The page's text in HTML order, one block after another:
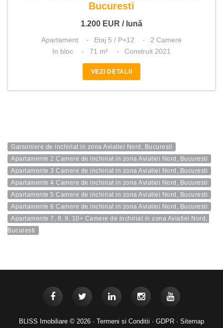
Bucuresti
1.200 EUR / lună
Apartament Etaj 5 / P+12
2 Camere
In bloc
71 m² Construit 2021
VEZI DETALII
Garsoniere de inchiriat in zona Aviatiei Nord, Bucuresti
Apartamente 2 Camere de inchiriat in zona Aviatiei Nord, Bucuresti
Apartamente 3 Camere de inchiriat in zona Aviatiei Nord, Bucuresti
Apartamente 4 Camere de inchiriat in zona Aviatiei Nord, Bucuresti
Apartamente 5 Camere de inchiriat in zona Aviatiei Nord, Bucuresti
Apartamente 6 Camere de inchiriat in zona Aviatiei Nord, Bucuresti
Apartamente 7, 8, 9, 10+ Camere de inchiriat in zona Aviatiei Nord,
Bucuresti
BLISS Imobiliare © 2026 · Termeni si Conditii · GDPR · Sitemap